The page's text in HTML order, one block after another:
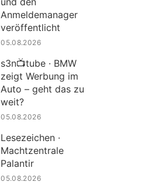
Anmeldemanager
veröffentlicht
05.08.2026
s3n📺tube · BMW
zeigt Werbung im
Auto – geht das zu
weit?
05.08.2026
Lesezeichen ·
Machtzentrale
Palantir
05.08.2026